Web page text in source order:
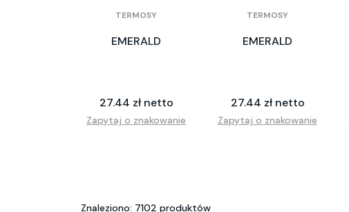
TERMOSY
EMERALD
27.44 zł netto
Zapytaj o znakowanie
TERMOSY
EMERALD
27.44 zł netto
Zapytaj o znakowanie
Znaleziono: 7102 produktów